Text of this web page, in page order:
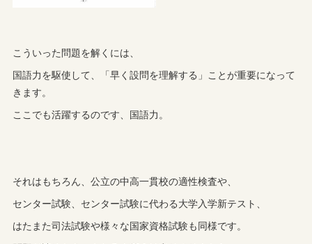
こういった問題を解くには、
国語力を駆使して、「早く設問を理解する」ことが重要になって
きます。
ここでも活躍するのです、国語力。
それはもちろん、公立の中高一貫校の適性検査や、
センター試験、センター試験に代わる大学入学新テスト、
はたまた司法試験や様々な国家資格試験も同様です。